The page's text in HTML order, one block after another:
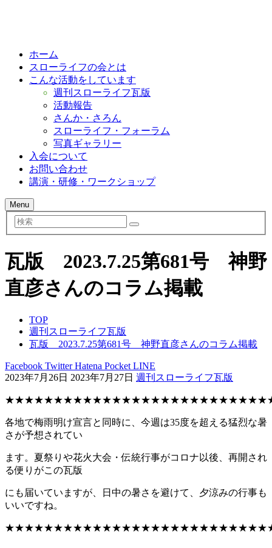
ホーム
スローライフの会とは
こんな活動をしています
週刊スローライフ瓦版
活動報告
さんか・さろん
スローライフ・フォーラム
写真ギャラリー
入会について
お問い合わせ
講演・研修・ワークショップ
Menu
検
索
瓦版 2023.7.25第681号 神野
直彦さんのコラム掲載
TOP
週刊スローライフ瓦版
瓦版 2023.7.25第681号 神野直彦さんのコラム掲載
Facebook TwitterHatena Pocket LINE
2023年7月26日 2023年7月27日 週刊スローライフ瓦版
各地で梅雨明け宣言と同時に、今週は35度を超える猛烈な暑
さが予想されてい
ます。夏祭りや花火大会・伝統行事がコロナ以後、再開され
る便りがこの瓦版
にも届いていますが、日中の暑さを避けて、夕涼みの行事も
いいですね。